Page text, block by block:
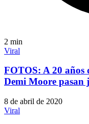
2 min
Viral
FOTOS: A 20 años
Demi Moore pasan
8 de abril de 2020
Viral